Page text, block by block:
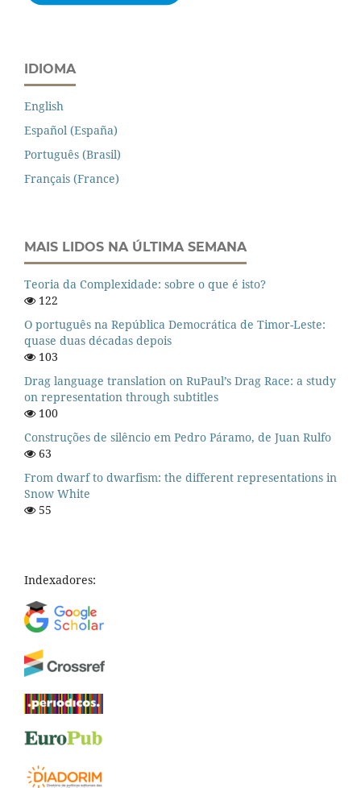
IDIOMA
English
Español (España)
Português (Brasil)
Français (France)
MAIS LIDOS NA ÚLTIMA SEMANA
Teoria da Complexidade: sobre o que é isto?
122
O português na República Democrática de Timor-Leste:
quase duas décadas depois
103
Drag language translation on RuPaul’s Drag Race: a study
on representation through subtitles
100
Construções de silêncio em Pedro Páramo, de Juan Rulfo
63
From dwarf to dwarfism: the different representations in
Snow White
55
Indexadores: